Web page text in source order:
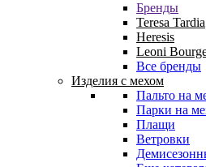
Бренды
Teresa Tardia
Heresis
Leoni
Все бренды
Изделия с мехом
Пальто на
Парки на
Плащи
Ветровки